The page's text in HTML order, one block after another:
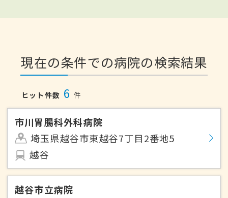
現在の条件での病院の検索結果
ヒット件数 6 件
市川胃腸科外科病院
埼玉県越谷市東越谷7丁目2番地5
越谷
越谷市立病院